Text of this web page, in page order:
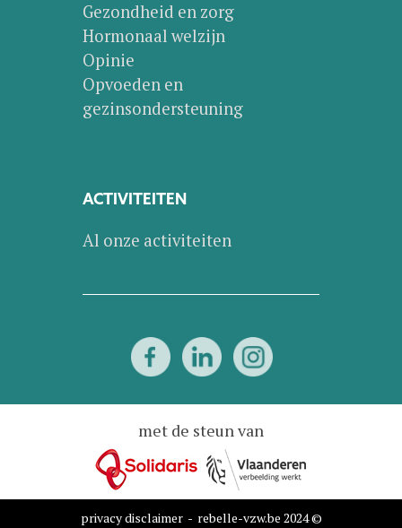
Gezondheid en zorg
Hormonaal welzijn
Opinie
Opvoeden en
gezinsondersteuning
ACTIVITEITEN
Al onze activiteiten
met de steun van
privacy disclaimer- rebelle-vzw.be 2024 ©